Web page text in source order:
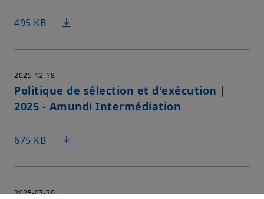
495 KB |
2025-12-18
Politique de sélection et d'exécution |
2025 - Amundi Intermédiation
675 KB |
2025-07-30